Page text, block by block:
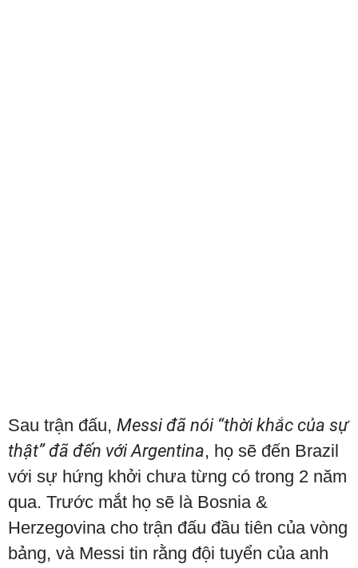
Sau trận đấu, Messi đã nói “thời khắc của sự
thật” đã đến với Argentina, họ sẽ đến Brazil
với sự hứng khởi chưa từng có trong 2 năm
qua. Trước mắt họ sẽ là Bosnia &
Herzegovina cho trận đấu đầu tiên của vòng
bảng, và Messi tin rằng đội tuyển của anh